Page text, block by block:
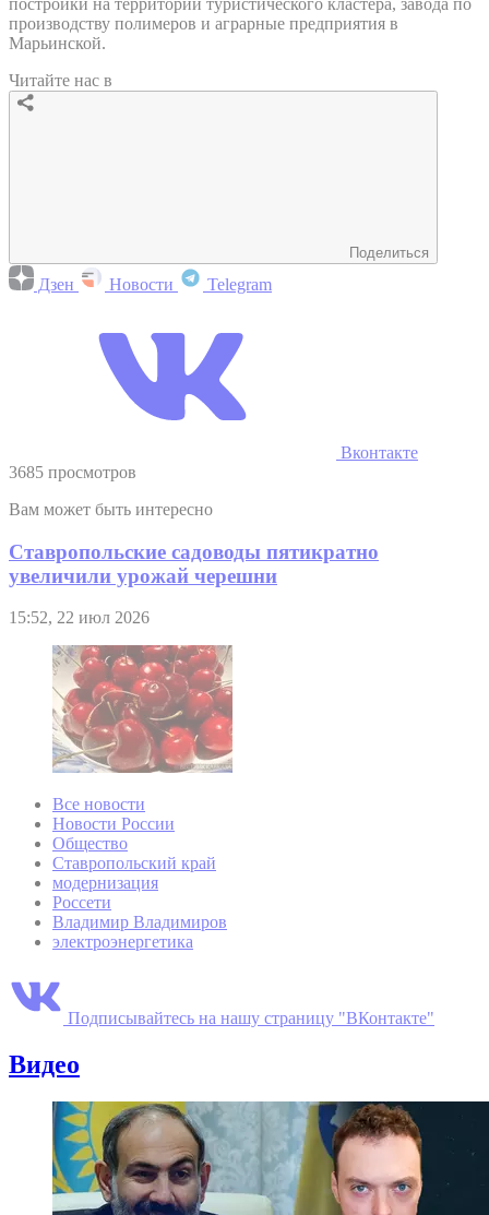
производству полимеров и аграрные предприятия в
Марьинской.
Читайте нас в
Поделиться
Дзен Новости Telegram
Вконтакте
3685 просмотров
Вам может быть интересно
Ставропольские садоводы пятикратно
увеличили урожай черешни
15:52, 22 июл 2026
Все новости
Новости России
Общество
Ставропольский край
модернизация
Россети
Владимир Владимиров
электроэнергетика
Подписывайтесь на нашу страницу "ВКонтакте"
Видео